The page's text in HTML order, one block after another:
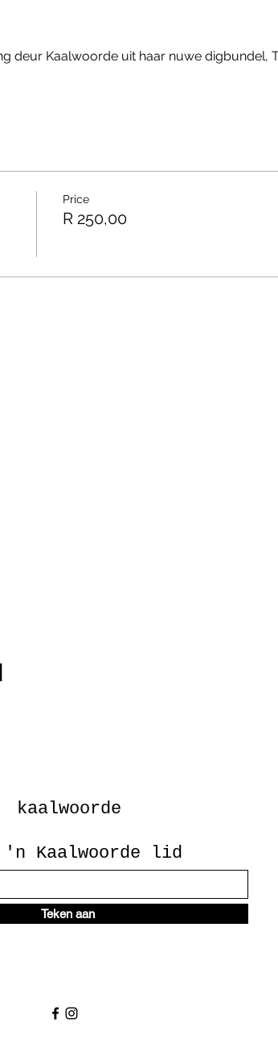
deur Kaalwoorde uit haar nuwe digbundel,
Price
R 250,00
kaalwoorde
'n Kaalwoorde lid
Teken aan